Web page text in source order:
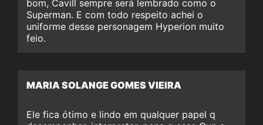
bom, Cavill sempre será lembrado como o
Superman. E com todo respeito achei o
uniforme desse personagem Hyperion muito
feio.
MARIA SOLANGE GOMES VIEIRA
Ele fica ótimo e lindo em qualquer papel q